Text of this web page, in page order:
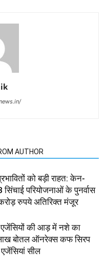
AUTHOR
को बड़ी राहत: केन-
परियोजनाओं के पुनर्वास
रुपये अतिरिक्त मंजूर
की आड़ में नशे का
बोतल ऑनरेक्स कफ सिरप
एजेंसियां सील